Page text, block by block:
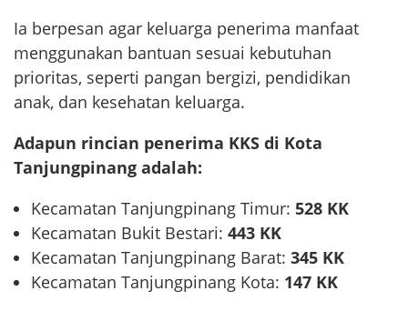
Ia berpesan agar keluarga penerima manfaat
menggunakan bantuan sesuai kebutuhan
prioritas, seperti pangan bergizi, pendidikan
anak, dan kesehatan keluarga.
Adapun rincian penerima KKS di Kota
Tanjungpinang adalah:
Kecamatan Tanjungpinang Timur: 528 KK
Kecamatan Bukit Bestari: 443 KK
Kecamatan Tanjungpinang Barat: 345 KK
Kecamatan Tanjungpinang Kota: 147 KK